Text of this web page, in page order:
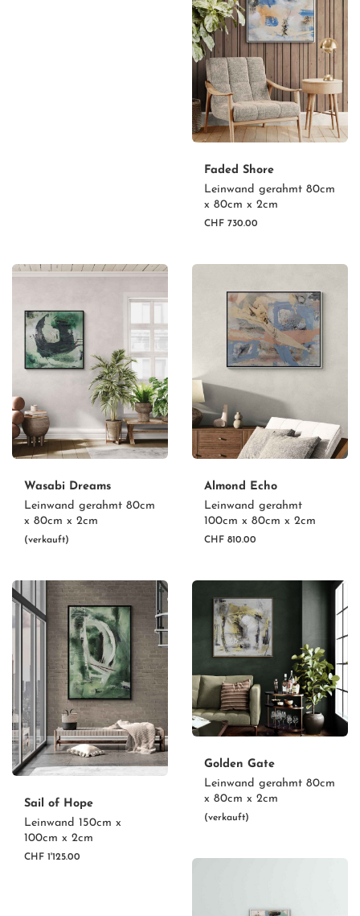
Faded Shore
Leinwand gerahmt 80cm
x 80cm x 2cm
CHF 730.00
Wasabi Dreams
Leinwand gerahmt 80cm
x 80cm x 2cm
(verkauft)
Almond Echo
Leinwand gerahmt
100cm x 80cm x 2cm
CHF 810.00
Sail of Hope
Leinwand 150cm x
100cm x 2cm
CHF 1'125.00
Golden Gate
Leinwand gerahmt 80cm
x 80cm x 2cm
(verkauft)